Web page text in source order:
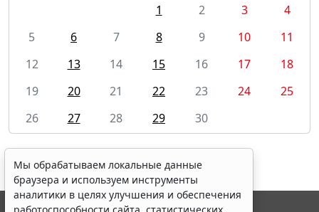
1
2 3
4
5
6 7 8 9 10
11
12
13 14 15 16 17
18
19
20 21 22 23 24
25
26
27 28 29 30
Мы обрабатываем локальные данные
браузера и используем инструменты
аналитики в целях улучшения и обеспечения